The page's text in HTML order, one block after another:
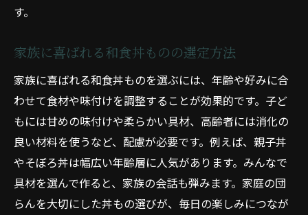
す。
家族に喜ばれる和食丼ものの選定方法
家族に喜ばれる和食丼ものを選ぶには、年齢や好みに合
わせて食材や味付けを調整することが効果的です。子ど
もには甘めの味付けや柔らかい具材、高齢者には消化の
良い材料を使うなど、配慮が必要です。例えば、親子丼
やそぼろ丼は幅広い年齢層に人気があります。みんなで
具材を選んで作ると、家族の会話も弾みます。家庭の団
らんを大切にした丼もの選びが、毎日の楽しみにつなが